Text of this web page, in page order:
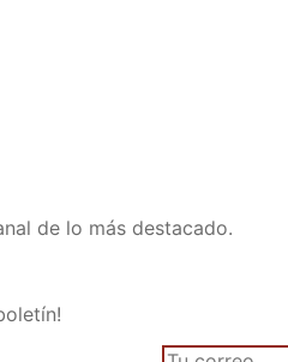
de lo más destacado.